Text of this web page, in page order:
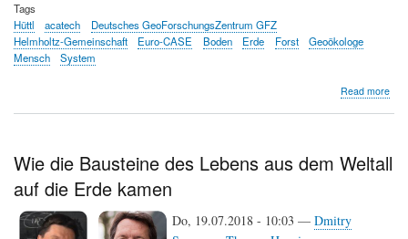
Tags
Hüttl
acatech
Deutsches GeoForschungsZentrum GFZ
Helmholtz-Gemeinschaft
Euro-CASE Boden Erde Forst
Geoökologe
Mensch
System
Read more
Wie die Bausteine des Lebens aus dem Weltall
auf die Erde kamen
Do, 19.07.2018 - 10:03 — Dmitry